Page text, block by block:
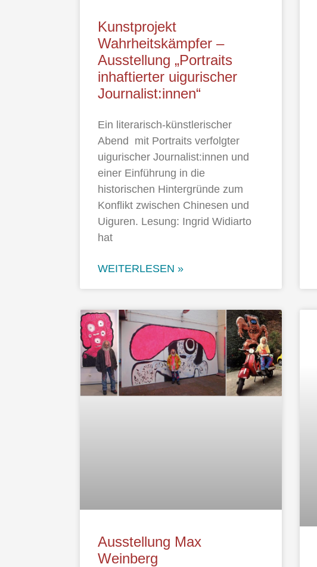
Kunstprojekt
Wahrheitskämpfer –
Ausstellung „Portraits
inhaftierter uigurischer
Journalist:innen“
Ein literarisch-künstlerischer
Abend mit Portraits verfolgter
uigurischer Journalist:innen und
einer Einführung in die
historischen Hintergründe zum
Konflikt zwischen Chinesen und
Uiguren. Lesung: Ingrid Widiarto
hat
WEITERLESEN »
Ausstellung Max
Weinberg